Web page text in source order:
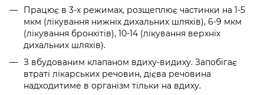
Працює в 3-х режимах, розщеплює частинки на 1-5
мкм (лікування нижніх дихальних шляхів), 6-9 мкм
(лікування бронхітів), 10-14 (лікування верхніх
дихальних шляхів).
З вбудованим клапаном вдиху-видиху. Запобігає
втраті лікарських речовин, дієва речовина
надходитиме в організм тільки на вдиху.